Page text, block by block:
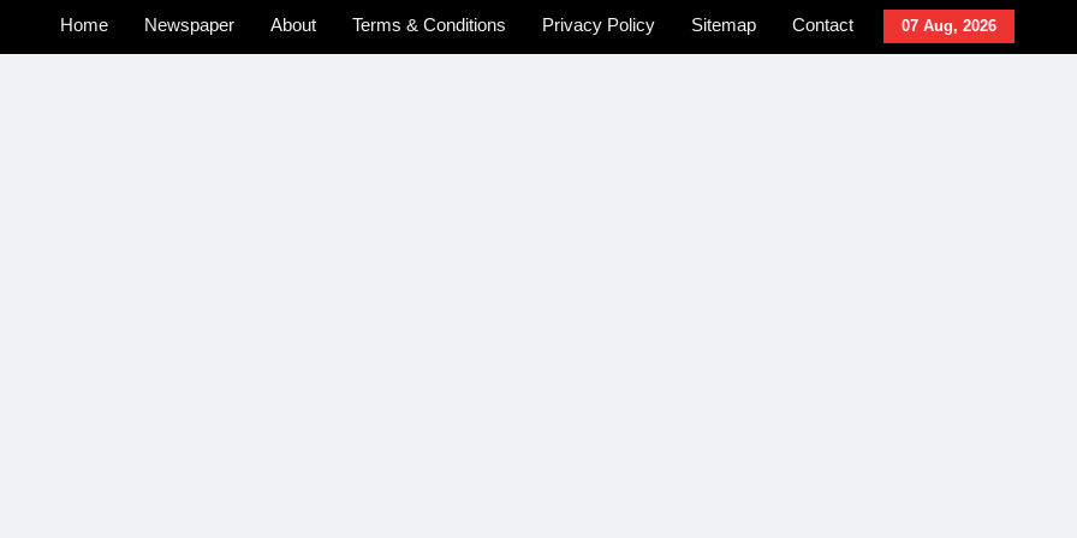
07 Aug, 2026
Home Newspaper About Terms & Conditions Privacy Policy Sitemap
Contact